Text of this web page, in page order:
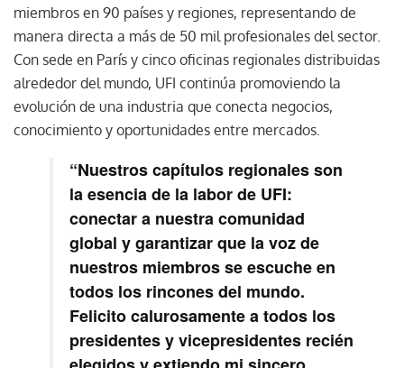
miembros en 90 países y regiones, representando de
manera directa a más de 50 mil profesionales del sector.
Con sede en París y cinco oficinas regionales distribuidas
alrededor del mundo, UFI continúa promoviendo la
evolución de una industria que conecta negocios,
conocimiento y oportunidades entre mercados.
“Nuestros capítulos regionales son
la esencia de la labor de UFI:
conectar a nuestra comunidad
global y garantizar que la voz de
nuestros miembros se escuche en
todos los rincones del mundo.
Felicito calurosamente a todos los
presidentes y vicepresidentes recién